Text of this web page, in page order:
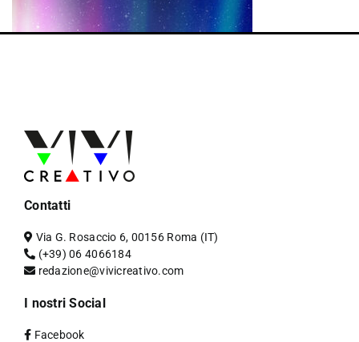
Contatti
Via G. Rosaccio 6, 00156 Roma (IT)
(+39) 06 4066184
redazione@vivicreativo.com
I nostri Social
Facebook